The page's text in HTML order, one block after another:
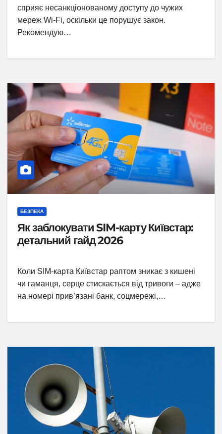
сприяє несанкціонованому доступу до чужих
мереж Wi-Fi, оскільки це порушує закон.
Рекомендую…
БЕЗПЕКА
Як заблокувати SIM-карту Київстар:
детальний гайд 2026
Коли SIM-карта Київстар раптом зникає з кишені
чи гаманця, серце стискається від тривоги – адже
на номері прив’язані банк, соцмережі,…